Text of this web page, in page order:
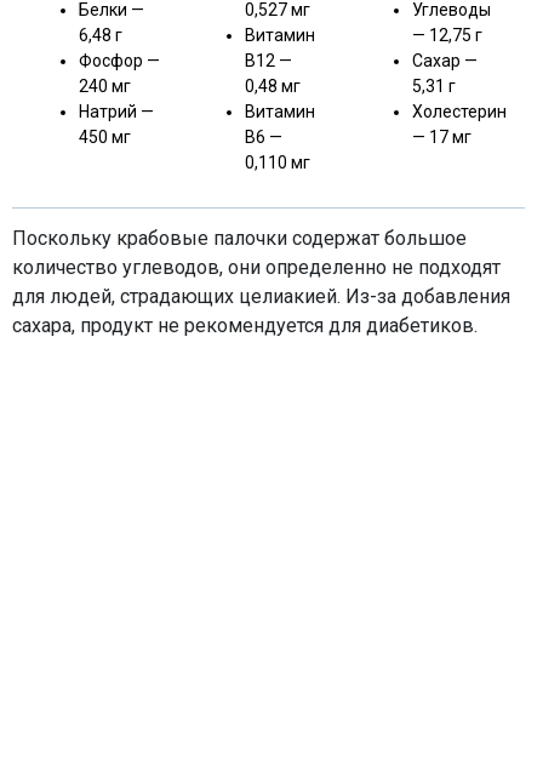
Белки —
6,48 г
Фосфор —
240 мг
Натрий —
450 мг
0,527 мг
Витамин
В12 —
0,48 мг
Витамин
В6 —
0,110 мг
Углеводы
— 12,75 г
Сахар —
5,31 г
Холестерин
— 17 мг
Поскольку крабовые палочки содержат большое
количество углеводов, они определенно не подходят
для людей, страдающих целиакией. Из-за добавления
сахара, продукт не рекомендуется для диабетиков.